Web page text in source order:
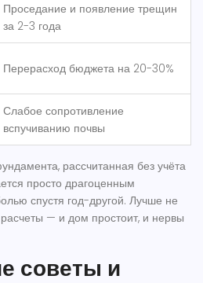
Проседание и появление трещин
за 2-3 года
Перерасход бюджета на 20-30%
Слабое сопротивление
вспучиванию почвы
, рассчитанная без учёта
просто драгоценным
спустя год-другой. Лучше не
— и дом простоит, и нервы
советы и